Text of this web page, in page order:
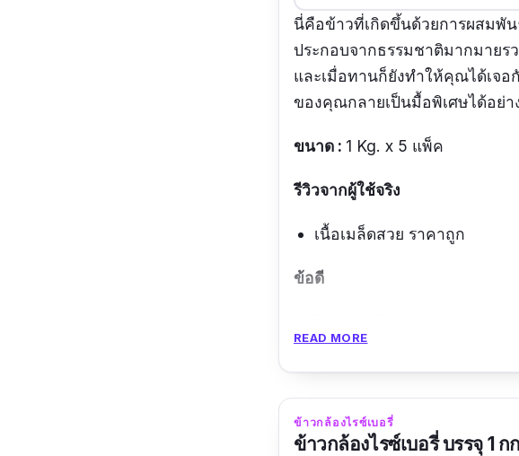
นี่คือข้าวที่เกิดขึ้นด้วยการผส
ประกอบจากธรรมชาติมากมาย
และเมื่อทานก็ยังทำให้คุณได้เ
ของคุณกลายเป็นมื้อพิเศษได้อย่
ขนาด : 1 Kg. x 5 แพ็ค
รีวิวจากผู้ใช้จริง
เนื้อเมล็ดสวย ราคาถูก
ข้อดี
ข้อเสีย
READ MORE
ข้าวกล้องไรซ์เบอรี่
ข้าวกล้องไรซ์เบอรี่ บรรจุ 1